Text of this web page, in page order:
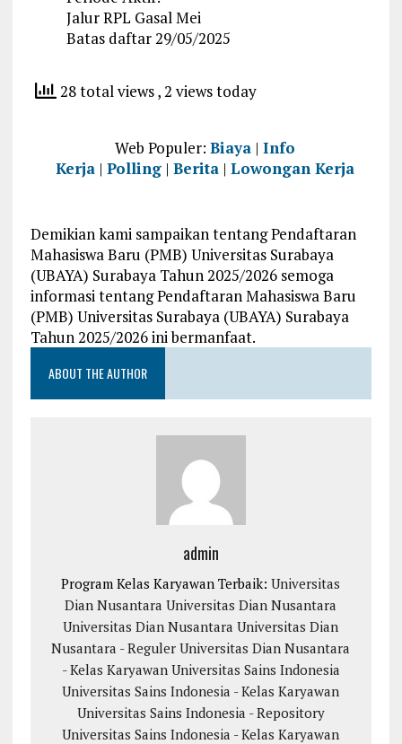
Jalur RPL Gasal Mei
Batas daftar 29/05/2025
28 total views, 2 views today
Web Populer:Biaya |Info
Kerja |Polling |Berita |Lowongan Kerja
Demikian kami sampaikan tentang Pendaftaran
Mahasiswa Baru (PMB) Universitas Surabaya
(UBAYA) Surabaya Tahun 2025/2026 semoga
informasi tentang Pendaftaran Mahasiswa Baru
(PMB) Universitas Surabaya (UBAYA) Surabaya
Tahun 2025/2026 ini bermanfaat.
ABOUT THE AUTHOR
admin
Program Kelas Karyawan Terbaik:Universitas
Dian Nusantara Universitas Dian Nusantara
Universitas Dian Nusantara Universitas Dian
Nusantara - Reguler Universitas Dian Nusantara
- Kelas Karyawan Universitas Sains Indonesia
Universitas Sains Indonesia - Kelas Karyawan
Universitas Sains Indonesia - Repository
Universitas Sains Indonesia - Kelas Karyawan